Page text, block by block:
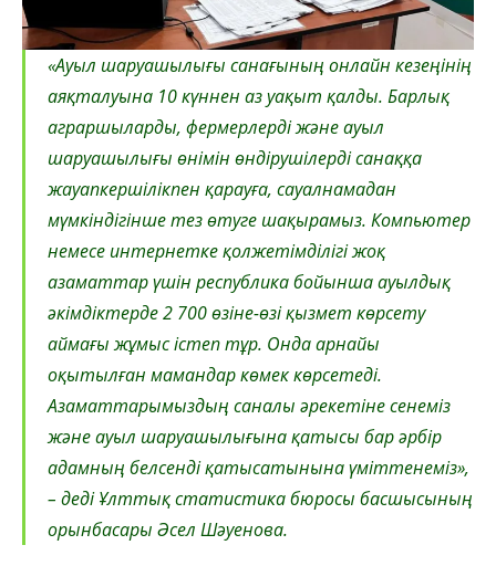
«Ауыл шаруашылығы санағының онлайн кезеңінің
аяқталуына 10 күннен аз уақыт қалды. Барлық
аграршыларды, фермерлерді және ауыл
шаруашылығы өнімін өндірушілерді санаққа
жауапкершілікпен қарауға, сауалнамадан
мүмкіндігінше тез өтуге шақырамыз. Компьютер
немесе интернетке қолжетімділігі жоқ
азаматтар үшін республика бойынша ауылдық
әкімдіктерде 2 700 өзіне-өзі қызмет көрсету
аймағы жұмыс істеп тұр. Онда арнайы
оқытылған мамандар көмек көрсетеді.
Азаматтарымыздың саналы әрекетіне сенеміз
және ауыл шаруашылығына қатысы бар әрбір
адамның белсенді қатысатынына үміттенеміз»,
– деді Ұлттық статистика бюросы басшысының
орынбасары Әсел Шәуенова.